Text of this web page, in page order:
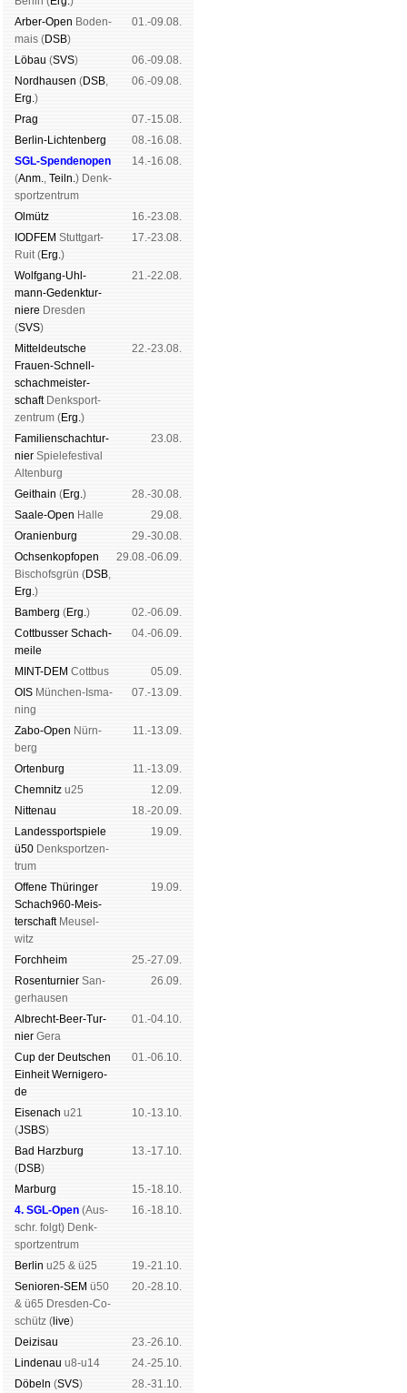
Arber-Open Boden­
mais (DSB)
01.-09.08.
Lö­bau (SVS)
06.-09.08.
Nord­hau­sen (DSB,
Erg.)
06.-09.08.
Prag
07.-15.08.
Berlin-Lich­ten­berg
08.-16.08.
SGL-Spenden­open
(Anm., Teiln.) Denk­
sport­zen­trum
14.-16.08.
Ol­mütz
16.-23.08.
IODFEM Stutt­gart-
Ruit (Erg.)
17.-23.08.
Wolf­gang-Uhl­
mann-Ge­denk­tur­
niere Dres­den
(SVS)
21.-22.08.
Mit­tel­deu­tsche
Frauen-Schnell­
schach­meis­ter­
schaftDenk­sport­
zen­trum (Erg.)
22.-23.08.
Familien­schach­tur­
nier Spiele­fes­ti­val
Al­ten­burg
23.08.
Geit­hain (Erg.)
28.-30.08.
Saale-Open Halle
29.08.
Oranien­burg
29.-30.08.
Och­sen­kopf­open
Bischofs­grün (DSB,
Erg.)
29.08.-06.09.
Bam­berg (Erg.)
02.-06.09.
Cott­busser Schach­
meile
04.-06.09.
MINT-DEM Cott­bus
05.09.
OIS Mün­chen-Is­ma­
ning
07.-13.09.
Zabo-Open Nürn­
berg
11.-13.09.
Orten­burg
11.-13.09.
Chem­nitz u25
12.09.
Nitte­nau
18.-20.09.
Landes­sport­spiele
ü50 Denk­sport­zen­
trum
19.09.
Offene Thü­rin­ger
Schach960-Meis­
ter­schaftMeu­sel­
witz
19.09.
Forch­heim
25.-27.09.
Rosen­tur­nier San­
ger­hau­sen
26.09.
Albrecht-Beer-Tur­
nier Ge­ra
01.-04.10.
Cup der Deut­schen
Ein­heit Wer­ni­ge­ro­
de
01.-06.10.
Eise­nach u21
(JSBS)
10.-13.10.
Bad Harz­burg
(DSB)
13.-17.10.
Mar­burg
15.-18.10.
4. SGL-Open (Aus­
schr. folgt) Denk­
sport­zen­trum
16.-18.10.
Ber­lin u25 & ü25
19.-21.10.
Senioren-SEM ü50
& ü65 Dres­den-Co­
schütz ( live)
20.-28.10.
Dei­zi­sau
23.-26.10.
Lin­de­nau u8-u14
24.-25.10.
Dö­beln (SVS)
28.-31.10.